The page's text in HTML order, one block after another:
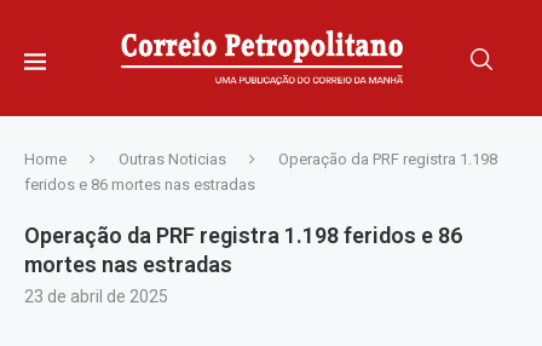
Home Outras Noticias
Operação da PRF registra 1.198
feridos e 86 mortes nas estradas
Operação da PRF registra 1.198 feridos e 86
mortes nas estradas
23 de abril de 2025